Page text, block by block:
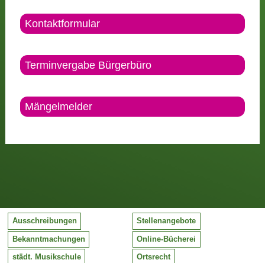
Kontaktformular
Terminvergabe Bürgerbüro
Mängelmelder
Ausschreibungen Stellenangebote
Bekanntmachungen Online-Bücherei
städt. Musikschule Ortsrecht